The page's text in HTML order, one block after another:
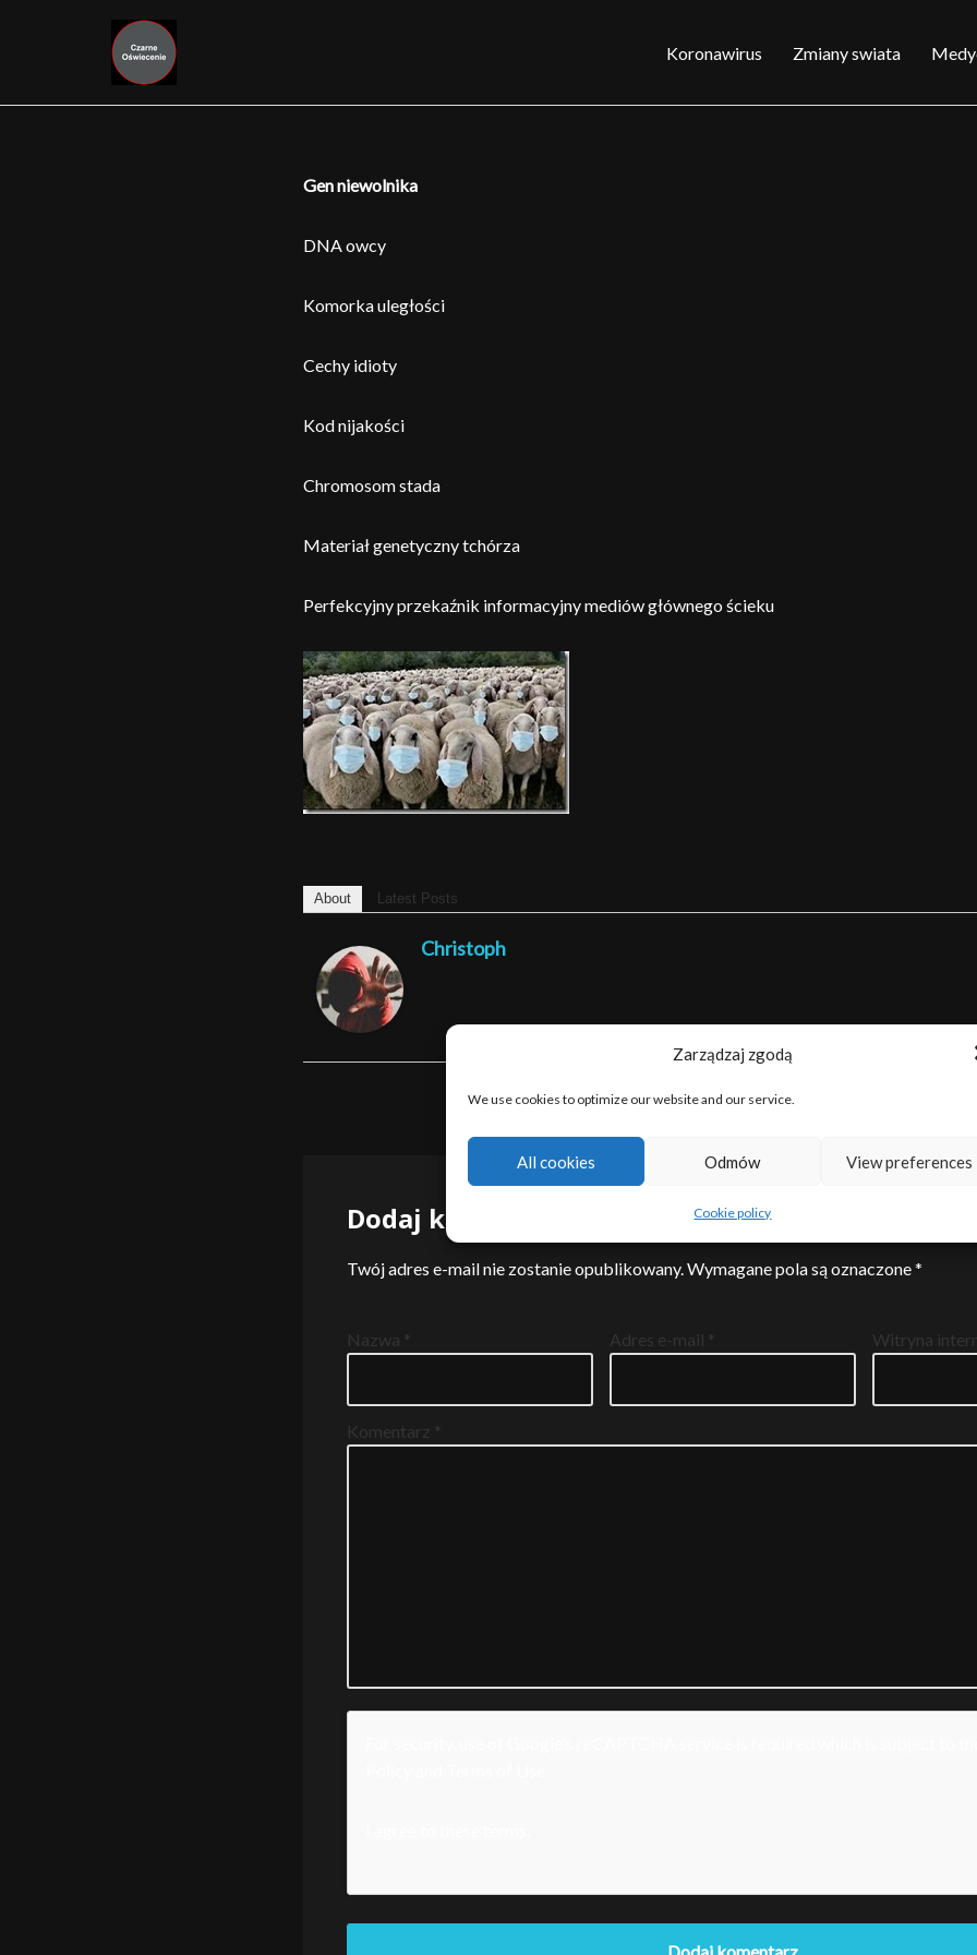
Zarządzaj zgodą
We use cookies to optimize our website and our service.
All cookies Odmów View preferences
Cookie policy
Koronawirus Zmiany swiata
Gen niewolnika
DNA owcy
Komorka uległości
Cechy idioty
Kod nijakości
Chromosom stada
Materiał genetyczny tchórza
Perfekcyjny przekaźnik informacyjny mediów głównego ścieku
About Latest Posts
Christoph
Dodaj komentarz
Twój adres e-mail nie zostanie opublikowany.Wymagane pola są oznaczone*
Nazwa * Adres e-mail * Witryna
Komentarz *